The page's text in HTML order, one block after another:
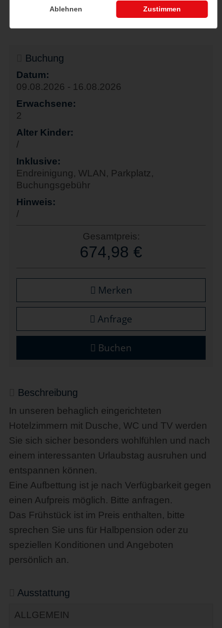
Parkplatz
Buchung
Datum:
09.08.2026 - 16.08.2026
Erwachsene:
2
Alter Kinder:
/
Inklusive:
Endreinigung, WLAN, Parkplatz,
Buchungsgebühr
Hinweis:
/
Gesamtpreis:
674,98 €
Merken
Anfrage
Buchen
Beschreibung
In unseren behaglich eingerichteten
Hotelzimmern mit Dusche, WC und TV werden
Sie sich sicher besonders wohlfühlen und nach
einem interessanten Urlaubstag ausruhen und
entspannen können.
Eine Aufbettung ist je nach Verfügbarkeit gegen
einen Aufpreis möglich. Bitte anfragen.
Das Frühstück ist im Preis enthalten, bitte
sprechen Sie uns für Halbpension oder zu
speziellen Konditionen und Angeboten
persönlich an.
Ausstattung
ALLGEMEIN
Ablehnen Zustimmen